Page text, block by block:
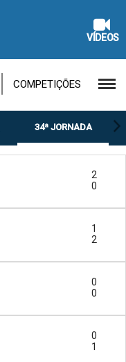
VÍDEOS
COMPETIÇÕES
34ª JORNADA
2
0
1
2
0
0
0
1